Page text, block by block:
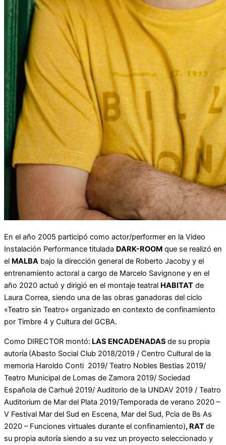
En el año 2005 participó como actor/performer en la Video
Instalación Performance titulada DARK-ROOM que se realizó en
el MALBA bajo la dirección general de Roberto Jacoby y el
entrenamiento actoral a cargo de Marcelo Savignone y en el
año 2020 actuó y dirigió en el montaje teatral HABITAT de
Laura Correa, siendo una de las obras ganadoras del ciclo
«Teatro sin Teatro» organizado en contexto de confinamiento
por Timbre 4 y Cultura del GCBA.
Como DIRECTOR montó: LAS ENCADENADAS de su propia
autoría (Abasto Social Club 2018/2019 / Centro Cultural de la
memoria Haroldo Conti 2019/ Teatro Nobles Bestias 2019/
Teatro Municipal de Lomas de Zamora 2019/ Sociedad
Española de Carhué 2019/ Auditorio de la UNDAV 2019 / Teatro
Auditorium de Mar del Plata 2019/Temporada de verano 2020 –
V Festival Mar del Sud en Escena, Mar del Sud, Pcia de Bs As
2020 – Funciones virtuales durante el confinamiento), RATde
su propia autoría siendo a su vez un proyecto seleccionado y